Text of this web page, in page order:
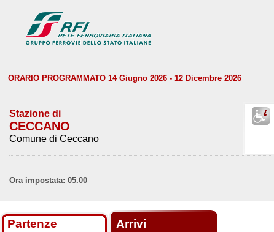
ORARIO PROGRAMMATO 14 Giugno 2026 - 12 Dicembre 2026
Stazione di
CECCANO
Comune di Ceccano
Ora impostata: 05.00
Partenze Arrivi